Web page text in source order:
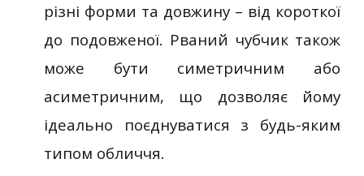
різні форми та довжину – від короткої
до подовженої. Рваний чубчик також
може бути симетричним або
асиметричним, що дозволяє йому
ідеально поєднуватися з будь-яким
типом обличчя.